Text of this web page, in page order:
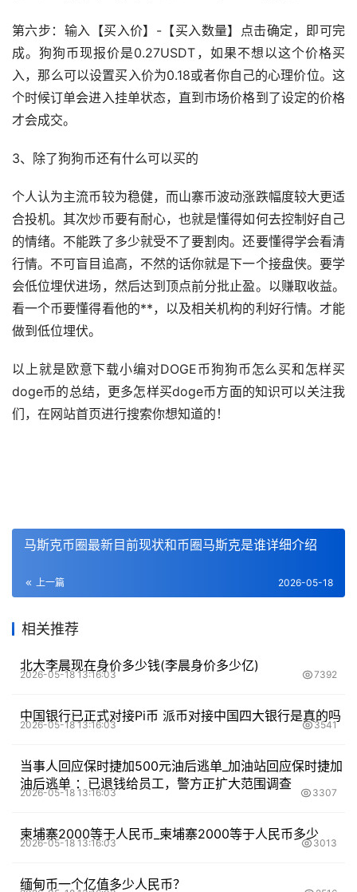
第六步：输入【买入价】-【买入数量】点击确定，即可完
成。狗狗币现报价是0.27USDT，如果不想以这个价格买
入，那么可以设置买入价为0.18或者你自己的心理价位。这
个时候订单会进入挂单状态，直到市场价格到了设定的价格
才会成交。
3、除了狗狗币还有什么可以买的
个人认为主流币较为稳健，而山寨币波动涨跌幅度较大更适
合投机。其次炒币要有耐心，也就是懂得如何去控制好自己
的情绪。不能跌了多少就受不了要割肉。还要懂得学会看清
行情。不可盲目追高，不然的话你就是下一个接盘侠。要学
会低位埋伏进场，然后达到顶点前分批止盈。以赚取收益。
看一个币要懂得看他的**，以及相关机构的利好行情。才能
做到低位埋伏。
以上就是欧意下载小编对DOGE币狗狗币怎么买和怎样买
doge币的总结，更多怎样买doge币方面的知识可以关注我
们，在网站首页进行搜索你想知道的！
马斯克币圈最新目前现状和币圈马斯克是谁详细介绍
上一篇 2026-05-18
相关推荐
北大李晨现在身价多少钱(李晨身价多少亿)
2026-05-18 13:16:03 7392
中国银行已正式对接Pi币 派币对接中国四大银行是真的吗
2026-05-18 13:16:03 3541
当事人回应保时捷加500元油后逃单_加油站回应保时捷加
油后逃单 ：已退钱给员工，警方正扩大范围调查
2026-05-18 13:16:03 3307
柬埔寨2000等于人民币_柬埔寨2000等于人民币多少
2026-05-18 13:16:03 3013
缅甸币一个亿值多少人民币？